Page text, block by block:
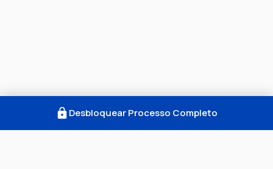
Desbloquear Processo Completo